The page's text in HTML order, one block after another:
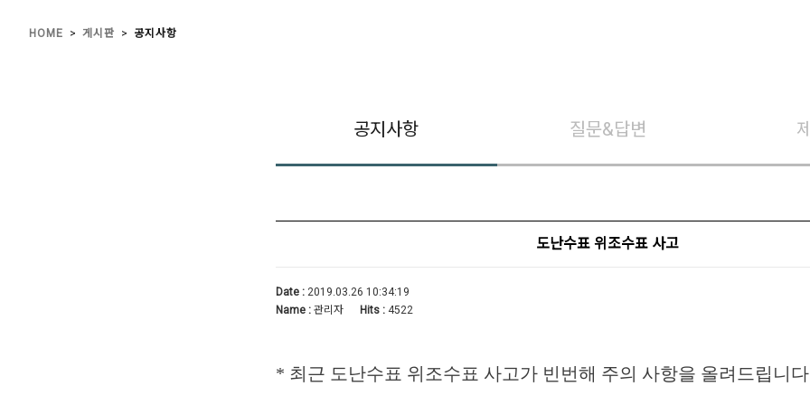
HOME > 게시판 > 공지사항
공지사항 질문&답변
도난수표 위조수표 사고
Date :2019.03.26 10:34:19
Name :관리자 Hits :4522
* 최근 도난수표 위조수표 사고가 빈번해 주의 사항을 올려드립니